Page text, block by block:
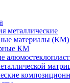
металлические
материалы (КМ)
КМ